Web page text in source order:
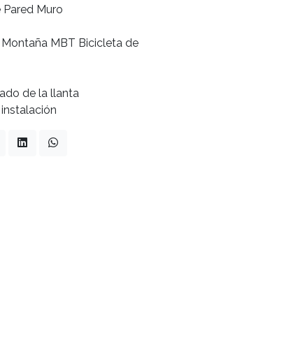
Muro
MBT Bicicleta de
de la llanta